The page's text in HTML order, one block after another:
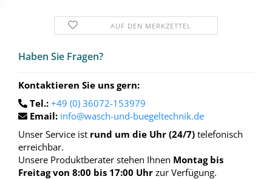
AUF DEN MERKZETTEL
Haben Sie Fra­gen?
Kontaktieren Sie uns gern:
Tel.: +49 (0) 36072-153979
Email: info@wasch-und-buegeltechnik.de
Unser Service ist rund um die Uhr (24/7) telefonisch
erreichbar.
Unsere Produktberater stehen Ihnen Montag bis
Freitag von 8:00 bis 17:00 Uhr zur Verfügung.